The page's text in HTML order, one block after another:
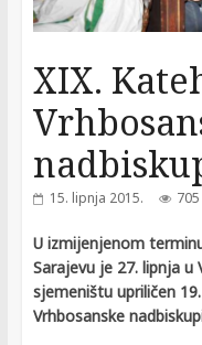
XIX.
15. lipnja 2015.
U izmijenjenom
Sarajevu je 27. lipnja
sjemeništu upriličen
Vrhbosanske